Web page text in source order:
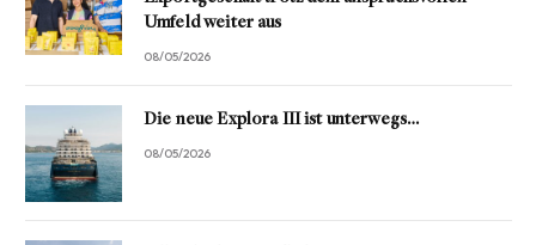
Umfeld weiter aus
08/05/2026
Die neue Explora III ist unterwegs…
08/05/2026